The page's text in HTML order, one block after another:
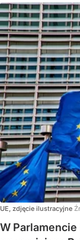
UE, zdjęcie ilustracyjne
W